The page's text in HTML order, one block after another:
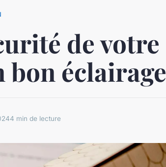
de votre
bon éclairage
4 min de lecture